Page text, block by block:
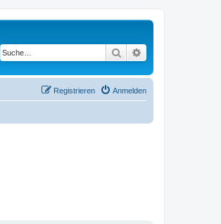
Suche
Anmelden
Registrieren